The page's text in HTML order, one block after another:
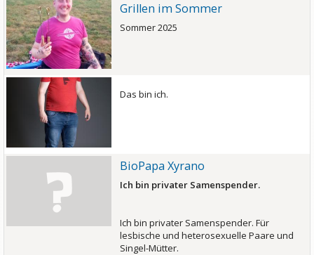
Grillen im Sommer
Sommer 2025
Das bin ich.
BioPapa Xyrano
Ich bin privater Samenspender.
Ich bin privater Samenspender. Für
lesbische und heterosexuelle Paare und
Singel-Mütter.